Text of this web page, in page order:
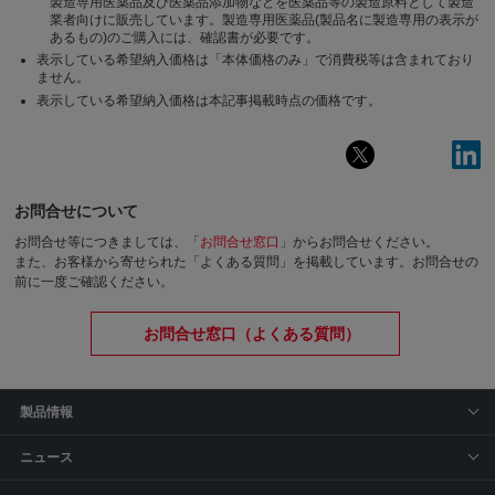
業者向けに販売しています。製造専用医薬品(製品名に製造専用の表示が
あるもの)のご購入には、確認書が必要です。
表示している希望納入価格は「本体価格のみ」で消費税等は含まれており
ません。
表示している希望納入価格は本記事掲載時点の価格です。
お問合せについて
お問合せ等につきましては、「 お問合せ窓口 」からお問合せください。
また、お客様から寄せられた「よくある質問」を掲載しています。お問合せの
前に一度ご確認ください。
お問合せ窓口（よくある質問）
製品情報
ニュース